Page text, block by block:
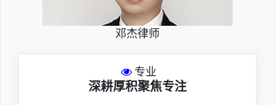
邓杰律师
专业
深耕厚积聚焦专注